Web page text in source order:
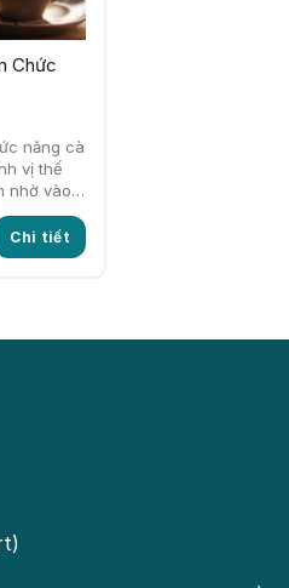
Chức
năng cà
vị thế
nhờ vào
Chi tiết